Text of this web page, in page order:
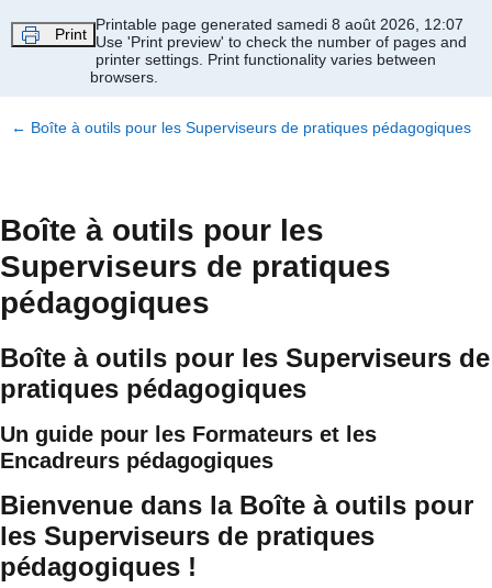
Print
Printable page generated samedi 8 août 2026, 12:07
Use 'Print preview' to check the number of pages and
printer settings. Print functionality varies between
browsers.
← Boîte à outils pour les Superviseurs de pratiques pédagogiques
Boîte à outils pour les
Superviseurs de pratiques
pédagogiques
Boîte à outils pour les Superviseurs de
pratiques pédagogiques
Un guide pour les Formateurs et les
Encadreurs pédagogiques
Bienvenue dans la Boîte à outils pour
les Superviseurs de pratiques
pédagogiques !